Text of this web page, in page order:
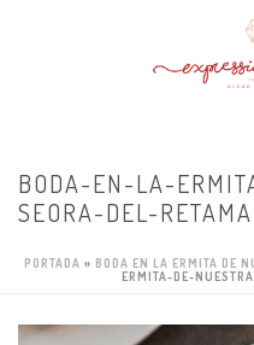
BODA-EN-LA-
SEORA-DEL-
PORTADA » BODA EN LA ERMITA DE
ERMITA-DE-